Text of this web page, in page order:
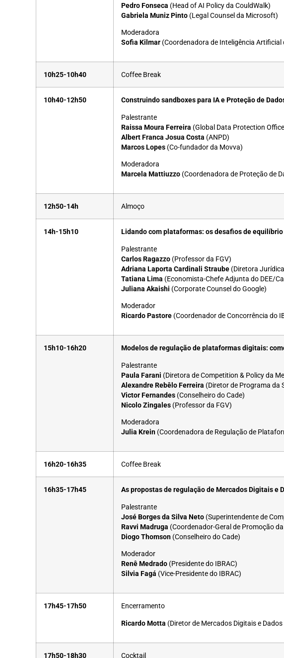
Pedro Fonseca (Head of AI Policy da CouldWalk)
Gabriela Muniz Pinto (Legal Counsel da Microsoft)
Moderadora
Sofia Kilmar (Coordenadora de Inteligência Artificial
10h25-10h40 Coffee Break
10h40-12h50 Construindo sandboxes para IA e Proteção de
Palestrante
Raissa Moura Ferreira (Global Data Protection
Albert Franca Josua Costa (ANPD)
Marcos Lopes (Co-fundador da Movva)
Moderadora
Marcela Mattiuzzo (Coordenadora de Proteção de
12h50-14h Almoço
14h-15h10 Lidando com plataformas: os desafios de
Palestrante
Carlos Ragazzo (Professor da FGV)
Adriana Laporta Cardinali Straube (Diretora
Tatiana Lima (Economista-Chefe Adjunta do DEE/
Juliana Akaishi (Corporate Counsel do Google)
Moderador
Ricardo Pastore (Coordenador de Concorrência do
15h10-16h20 Modelos de regulação de plataformas digitais:
Palestrante
Paula Farani (Diretora de Competition & Policy da
Alexandre Rebêlo Ferreira (Diretor de Programa da
Victor Fernandes (Conselheiro do Cade)
Nicolo Zingales (Professor da FGV)
Moderadora
Julia Krein (Coordenadora de Regulação de
16h20-16h35 Coffee Break
16h35-17h45 As propostas de regulação de Mercados Digitais e
Palestrante
José Borges da Silva Neto (Superintendente de
Ravvi Madruga (Coordenador-Geral de Promoção
Diogo Thomson (Conselheiro do Cade)
Moderador
Renê Medrado (Presidente do IBRAC)
Silvia Fagá (Vice-Presidente do IBRAC)
17h45-17h50 Encerramento
Ricardo Motta (Diretor de Mercados Digitais e Dados
17h50-18h30 Cocktail